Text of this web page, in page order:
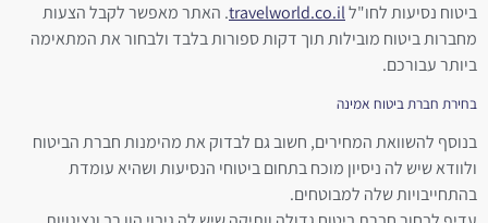
ביטוח נסיעות לחו"לtravelworld.co.il. האתר מאפשר לקבל הצעות
מחברות ביטוח מובילות תוך דקות ספורות בלבד ולבחור את המתאימה
ביותר עבורכם.
בחירת חברת ביטוח אמינה
בנוסף להשוואת המחירים, חשוב גם לבדוק את מהימנות חברת הביטוח
ולוודא שיש לה ניסיון מוכח בתחום ביטוחי הנסיעות ושהיא עומדת
בהתחייבויות שלה למבוטחים.